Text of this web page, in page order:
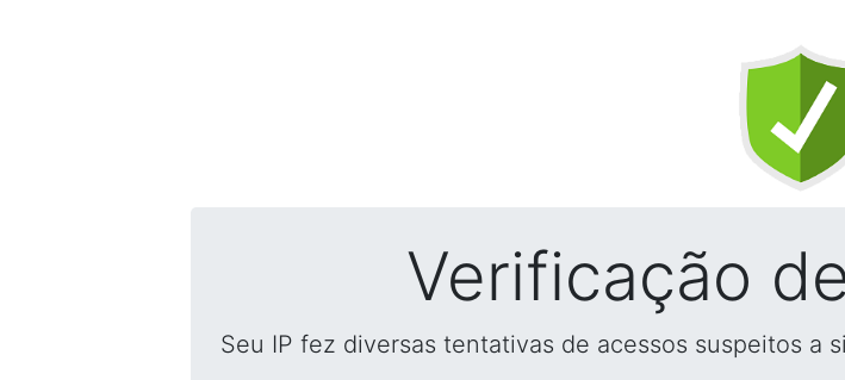
Verificação
Seu IP fez diversas tentativas de acessos suspeitos a